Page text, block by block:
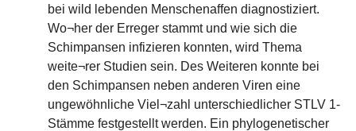
bei wild lebenden Menschenaffen diagnostiziert.
Wo¬her der Erreger stammt und wie sich die
Schimpansen infizieren konnten, wird Thema
weite¬rer Studien sein. Des Weiteren konnte bei
den Schimpansen neben anderen Viren eine
ungewöhnliche Viel¬zahl unterschiedlicher STLV 1-
Stämme festgestellt werden. Ein phylogenetischer